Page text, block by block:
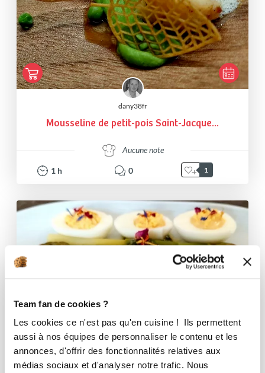
Team fan de cookies ?
Les cookies ce n'est pas qu'en cuisine ! Ils permettent
aussi à nos équipes de personnaliser le contenu et les
annonces, d'offrir des fonctionnalités relatives aux
médias sociaux et d'analyser notre trafic. Nous
dany38fr
Mousseline de petit-pois Saint-Jacque...
Aucune note
1 h 0 1